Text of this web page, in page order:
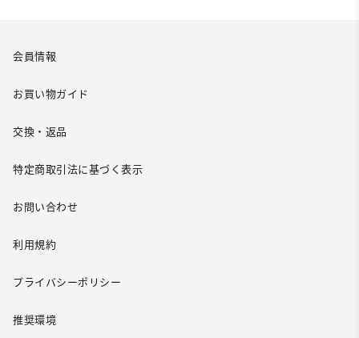
会員情報
お買い物ガイド
交換・返品
特定商取引法に基づく表示
お問い合わせ
利用規約
プライバシーポリシー
推奨環境